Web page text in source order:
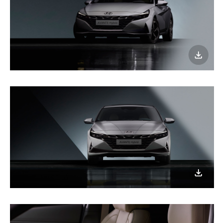
이미지
다운로드
이미지
다운로드